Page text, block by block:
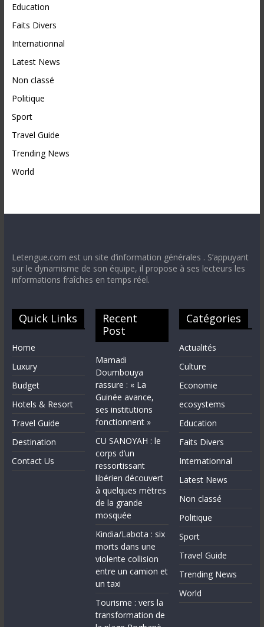
Education
Faits Divers
Internationnal
Latest News
Non classé
Politique
Sport
Travel Guide
Trending News
World
Letengue.com est un site d’information générales . S’appuyant
sur le dynamisme de son équipe, il propose à ses lecteurs les
informations fraîches en temps réel.
Quick Links
Home
Luxury
Budget
Hotels & Resort
Travel Guide
Destination
Contact Us
Recent
Post
Mamadi
Doumbouya
rassure : « La
Guinée avance,
ses institutions
fonctionnent »
CU SANOYAH : le
corps d’un
ressortissant
libérien découvert
à quelques mètres
de la grande
mosquée
Kindia/Labota : six
morts dans une
violente collision
entre un camion et
un taxi
Tourisme : vers la
transformation de
Catégories
Actualités
Culture
Economie
ecosystems
Education
Faits Divers
Internationnal
Latest News
Non classé
Politique
Sport
Travel Guide
Trending News
World